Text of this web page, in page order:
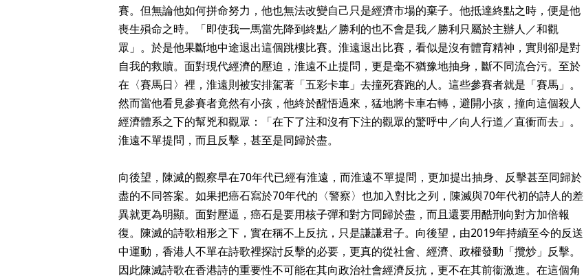
賽。但無論他如何拼命努力，他也無法改變自己只是經濟市場的棄子。他抵達終點之時，便是他
喪生殞命之時。「即使我一馬當先降到終點／勝利的也不會是我／勝利只屬於主辦人／和觀
眾」。於是他果斷地中途退出這個跳樓比賽。淮遠退出比賽，看似是沒有體育精神，實則卻是對
自我的救贖。面對現代經濟的壓迫，淮遠不止提問，更是毫不猶豫地抽身，斷不同流合污。至於
在〈賽馬日〉裡，淮遠則被安排駕著「五彩卡車」去撞死賽跑的人。這些參賽者就是「賽馬」。
然而當他看見參賽者竟然有小孩，他終於醒悟過來，猛地將卡車右轉，避開小孩，撞向這個殺人
經濟體系之下的幫兇和觀眾：「在下了注和沒有下注的觀眾的驚呼中／向人行道／直衝而去」。
淮遠不單提問，而且反擊，甚至是同歸於盡。
向後望，陳滅的觀察早在70年代已經有淮遠，而淮遠不單提問，更加提出抽身、反擊甚至同歸於
盡的不同答案。如果把癌石寫於70年代的〈警察〉也加入對比之列，陳滅與70年代初的詩人的差
異就更為明顯。面對壓逼，癌石是要用核子彈和對方同歸於盡，而且還要用酷刑向對方加倍報
復。陳滅的詩歌相形之下，實在稱不上反抗，只是謙謙君子。向後望，由2019年持續至今的反送
中運動，香港人不單在詩歌裡探討反擊的必要，更真的從社會、經濟、政權發動「攬炒」反擊。
因此陳滅詩歌在香港詩的重要性不可能在其向政治社會經濟反抗，更不在其前衞激進。在這個角